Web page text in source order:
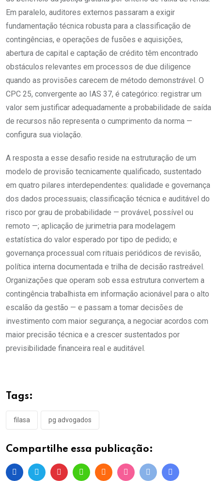
Em paralelo, auditores externos passaram a exigir
fundamentação técnica robusta para a classificação de
contingências, e operações de fusões e aquisições,
abertura de capital e captação de crédito têm encontrado
obstáculos relevantes em processos de due diligence
quando as provisões carecem de método demonstrável. O
CPC 25, convergente ao IAS 37, é categórico: registrar um
valor sem justificar adequadamente a probabilidade de saída
de recursos não representa o cumprimento da norma —
configura sua violação.
A resposta a esse desafio reside na estruturação de um
modelo de provisão tecnicamente qualificado, sustentado
em quatro pilares interdependentes: qualidade e governança
dos dados processuais; classificação técnica e auditável do
risco por grau de probabilidade — provável, possível ou
remoto —; aplicação de jurimetria para modelagem
estatística do valor esperado por tipo de pedido; e
governança processual com rituais periódicos de revisão,
política interna documentada e trilha de decisão rastreável.
Organizações que operam sob essa estrutura convertem a
contingência trabalhista em informação acionável para o alto
escalão da gestão — e passam a tomar decisões de
investimento com maior segurança, a negociar acordos com
maior precisão técnica e a crescer sustentados por
previsibilidade financeira real e auditável.
Tags:
filasa pg advogados
Compartilhe essa publicação: